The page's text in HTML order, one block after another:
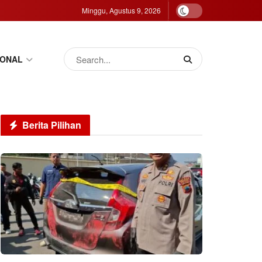
Minggu, Agustus 9, 2026
Berita Pilihan